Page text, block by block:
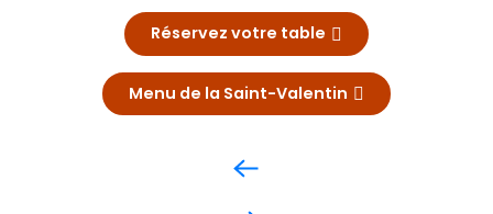
Réservez votre table
Menu de la Saint-Valentin